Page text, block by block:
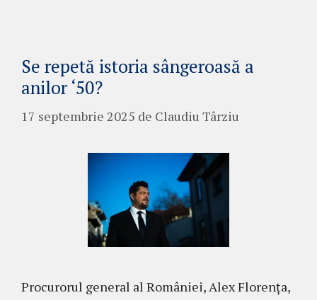
Se repetă istoria sângeroasă a
anilor ‘50?
17 septembrie 2025 de Claudiu Târziu
Procurorul general al României, Alex Florența,